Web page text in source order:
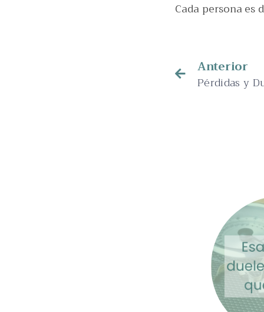
Cada persona
Anterior
Pérdidas y